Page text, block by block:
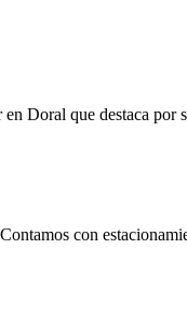
Doral que destaca
con